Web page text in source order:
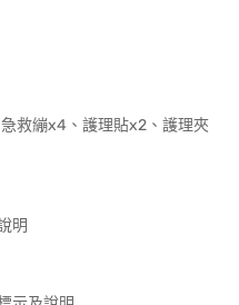
救繃x4、護理貼x2、護理夾
明